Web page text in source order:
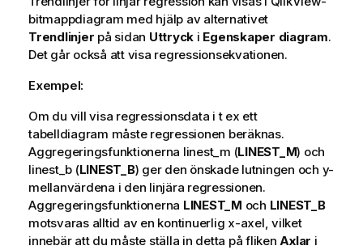
bitmappdiagram med hjälp av alternativet
Trendlinjer på sidan Uttryck i Egenskaper diagram.
Det går också att visa regressionsekvationen.
Exempel:
Om du vill visa regressionsdata i t ex ett
tabelldiagram måste regressionen beräknas.
Aggregeringsfunktionerna linest_m (LINEST_M) och
linest_b (LINEST_B) ger den önskade lutningen och y-
mellanvärdena i den linjära regressionen.
Aggregeringsfunktionerna LINEST_M och LINEST_B
motsvaras alltid av en kontinuerlig x-axel, vilket
innebär att du måste ställa in detta på flikenAxlar i